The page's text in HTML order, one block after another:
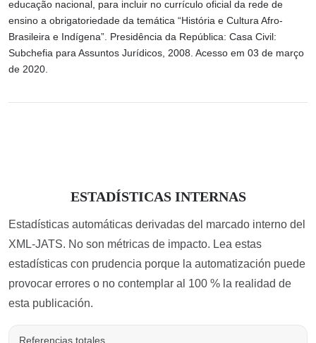
educação nacional, para incluir no currículo oficial da rede de
ensino a obrigatoriedade da temática “História e Cultura Afro-
Brasileira e Indígena”. Presidência da República: Casa Civil:
Subchefia para Assuntos Jurídicos, 2008. Acesso em 03 de março
de 2020.
ESTADÍSTICAS INTERNAS
Estadísticas automáticas derivadas del marcado interno del
XML-JATS. No son métricas de impacto. Lea estas
estadísticas con prudencia porque la automatización puede
provocar errores o no contemplar al 100 % la realidad de
esta publicación.
Referencias totales